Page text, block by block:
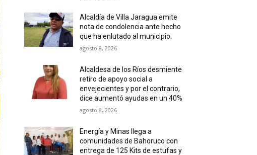
Alcaldía de Villa Jaragua emite
nota de condolencia ante hecho
que ha enlutado al municipio.
agosto 8, 2026
Alcaldesa de los Ríos desmiente
retiro de apoyo social a
envejecientes y por el contrario,
dice aumentó ayudas en un 40%
agosto 8, 2026
Energía y Minas llega a
comunidades de Bahoruco con
entrega de 125 Kits de estufas y